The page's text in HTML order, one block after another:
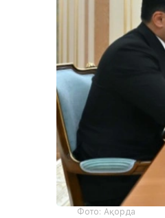
Фото: Ақорда